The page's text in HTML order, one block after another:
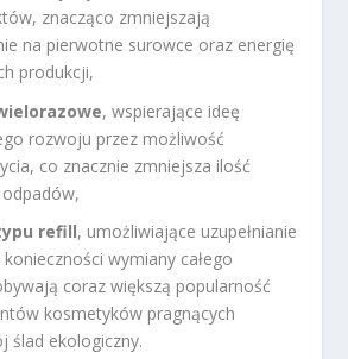
znacząco zmniejszają
na pierwotne surowce oraz energię
produkcji,
, wspierające ideę
rozwoju przez możliwość
co znacznie zmniejsza ilość
refill, umożliwiające uzupełnianie
wymiany całego
coraz większą popularność
kosmetyków pragnących
ślad ekologiczny.